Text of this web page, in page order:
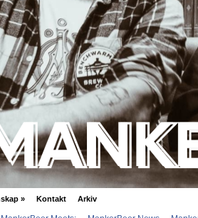
» Kontakt Arkiv